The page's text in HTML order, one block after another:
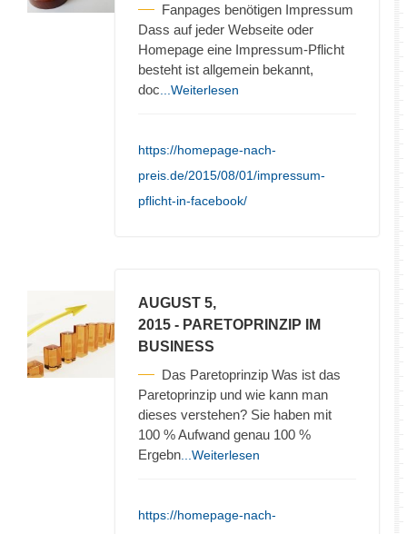
Fanpages benötigen Impressum
Dass auf jeder Webseite oder
Homepage eine Impressum-Pflicht
besteht ist allgemein bekannt,
doc ...Weiterlesen
https://homepage-nach-
preis.de/2015/08/01/impressum-
pflicht-in-facebook/
AUGUST 5,
2015 - PARETOPRINZIP IM
BUSINESS
Das Paretoprinzip Was ist das
Paretoprinzip und wie kann man
dieses verstehen? Sie haben mit
100 % Aufwand genau 100 %
Ergebn ...Weiterlesen
https://homepage-nach-